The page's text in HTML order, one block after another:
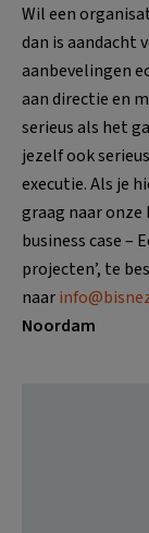
Wil een
dan is aandacht
aanbevelingen
aan directie en
serieus als het
jezelf ook
executie. Als je
graag naar onze
business case –
projecten’, te
naar
Noordam